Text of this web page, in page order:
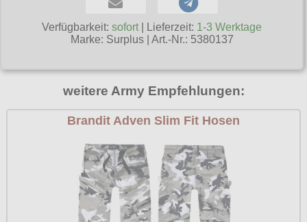
Verschiedenes
Phaze
Queen of Darkness
Relco
Rockabella
Sinister
Spin Doctor
Poloshirts
T-Shirts
Hot Rod
Rockabilly
Mods
Verfügbarkeit:sofort | Lieferzeit: 1-3 Werktage
Marke: Surplus| Art.-Nr.: 5380137
weitere Army Empfehlungen:
Brandit Adven Slim Fit Hosen